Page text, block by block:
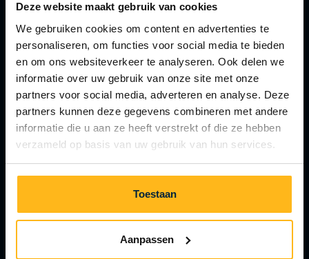
Deze website maakt gebruik van cookies
We gebruiken cookies om content en advertenties te
personaliseren, om functies voor social media te bieden
en om ons websiteverkeer te analyseren. Ook delen we
informatie over uw gebruik van onze site met onze
partners voor social media, adverteren en analyse. Deze
partners kunnen deze gegevens combineren met andere
informatie die u aan ze heeft verstrekt of die ze hebben
verzameld op basis van uw gebruik van hun services.
Toestaan
Aanpassen
Logo Julianahoeve
Hoogenboomlaan 42
Renesse 4325 DM
0031 (0)111 461414